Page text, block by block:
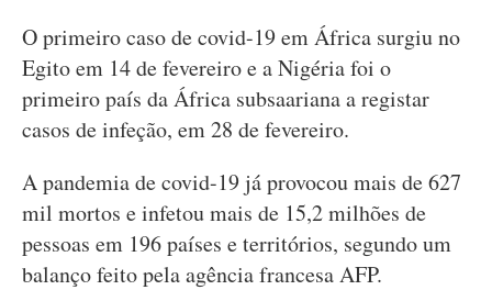
O primeiro caso de covid-19 em África surgiu no
Egito em 14 de fevereiro e a Nigéria foi o
primeiro país da África subsaariana a registar
casos de infeção, em 28 de fevereiro.
A pandemia de covid-19 já provocou mais de 627
mil mortos e infetou mais de 15,2 milhões de
pessoas em 196 países e territórios, segundo um
balanço feito pela agência francesa AFP.